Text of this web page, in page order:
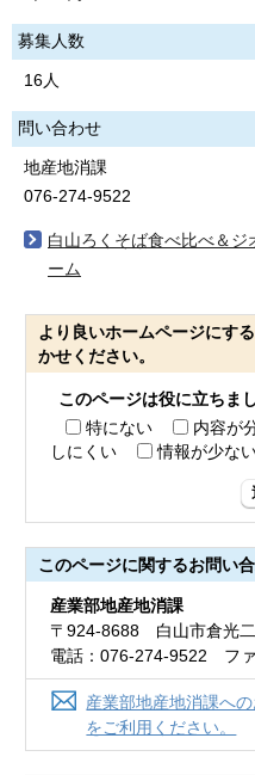
募集人数
16人
問い合わせ
地産地消課
076-274-9522
白山ろくそば食べ比べ＆ジ
ーム
より良いホームページにす
かせください。
このページは役に立ちま
特にない
内容が
しにくい
情報が少な
このページに関するお問い
産業部地産地消課
〒924-8688 白山市倉光
電話：076-274-9522 フ
産業部地産地消課へ
をご利用ください。